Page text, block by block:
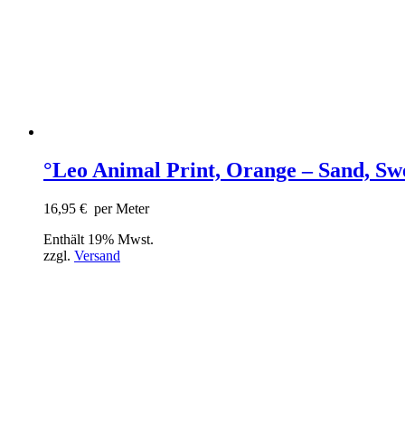
°Leo Animal Print, Orange – Sand,
16,95 € per Meter
Enthält 19% Mwst.
zzgl. Versand